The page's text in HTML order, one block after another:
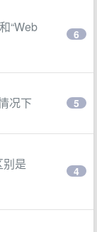
“Web
6
况下 5
是
4